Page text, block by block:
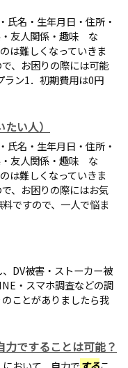
氏名・生年月日・住所・
友人関係・趣味 な
は難しくなっていきま
、お困りの際には可能
ン1．初期費用は0円
い人）
氏名・生年月日・住所・
友人関係・趣味 な
は難しくなっていきま
、お困りの際にはお気
ですので、一人で悩ま
DV被害・ストーカー被
・スマホ調査などの調
ことがありましたら我
ですることは可能？